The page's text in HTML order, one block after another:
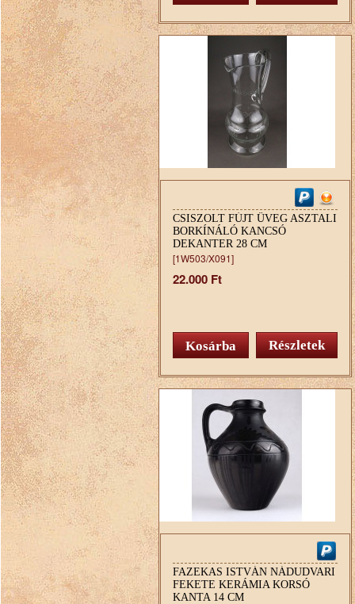
CSISZOLT FÚJT ÜVEG ASZTALI
BORKÍNÁLÓ KANCSÓ
DEKANTER 28 CM
[1W503/X091]
22.000 Ft
Részletek
FAZEKAS ISTVÁN NÁDUDVARI
FEKETE KERÁMIA KORSÓ
KANTA 14 CM